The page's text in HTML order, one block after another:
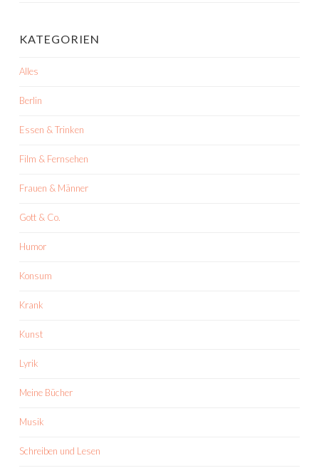
KATEGORIEN
Alles
Berlin
Essen & Trinken
Film & Fernsehen
Frauen & Männer
Gott & Co.
Humor
Konsum
Krank
Kunst
Lyrik
Meine Bücher
Musik
Schreiben und Lesen